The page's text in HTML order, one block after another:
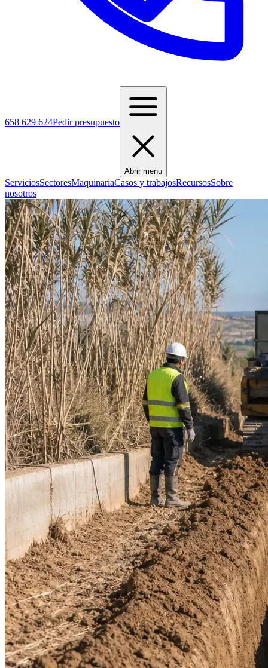
658 629 624Pedir presupuesto
Abrir menu
ServiciosSectoresMaquinariaCasos y trabajosRecursosSobre
nosotros